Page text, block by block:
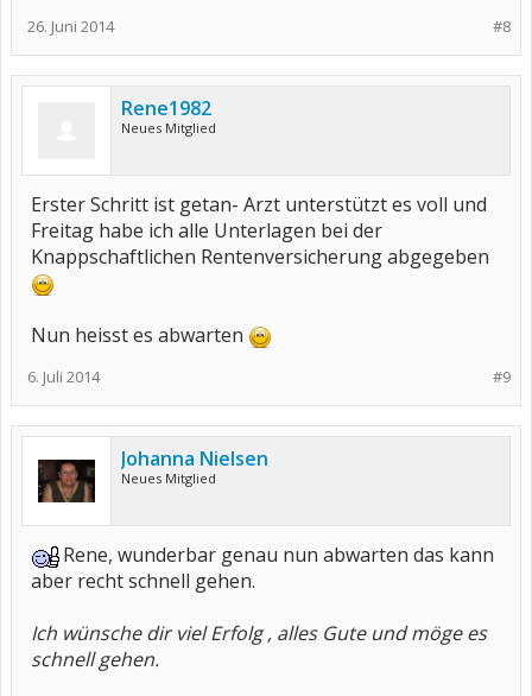
#8
26. Juni 2014
Rene1982
Neues Mitglied
Erster Schritt ist getan- Arzt unterstützt es voll und
Freitag habe ich alle Unterlagen bei der
Knappschaftlichen Rentenversicherung abgegeben
Nun heisst es abwarten
#9
6. Juli 2014
Johanna Nielsen
Neues Mitglied
Rene, wunderbar genau nun abwarten das kann
aber recht schnell gehen.
Ich wünsche dir viel Erfolg , alles Gute und möge es
schnell gehen.